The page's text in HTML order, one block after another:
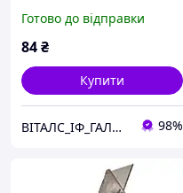
Готово до відправки
84₴
Купити
ВІТАЛС_ІФ_ГАЛИЦЬКА 98%